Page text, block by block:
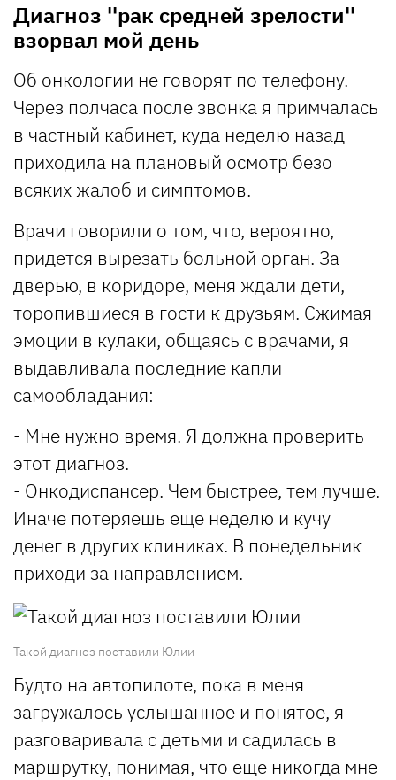
Диагноз ''рак средней зрелости''
взорвал мой день
Об онкологии не говорят по телефону.
Через полчаса после звонка я примчалась
в частный кабинет, куда неделю назад
приходила на плановый осмотр безо
всяких жалоб и симптомов.
Врачи говорили о том, что, вероятно,
придется вырезать больной орган. За
дверью, в коридоре, меня ждали дети,
торопившиеся в гости к друзьям. Сжимая
эмоции в кулаки, общаясь с врачами, я
выдавливала последние капли
самообладания:
- Мне нужно время. Я должна проверить
этот диагноз.
- Онкодиспансер. Чем быстрее, тем лучше.
Иначе потеряешь еще неделю и кучу
денег в других клиниках. В понедельник
приходи за направлением.
Такой диагноз поставили Юлии
Будто на автопилоте, пока в меня
загружалось услышанное и понятое, я
разговаривала с детьми и садилась в
маршрутку, понимая, что еще никогда мне